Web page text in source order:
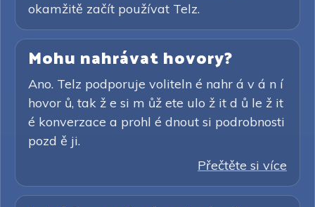
okamžitě začít používat Telz.
Mohu nahrávat hovory?
Ano. Telz podporuje voliteln é nahr á v á n í
hovor ů, tak ž e si m ůž ete ulo ž it d ů le ž it
é konverzace a prohl é dnout si podrobnosti
pozd ě ji.
Přečtěte si více